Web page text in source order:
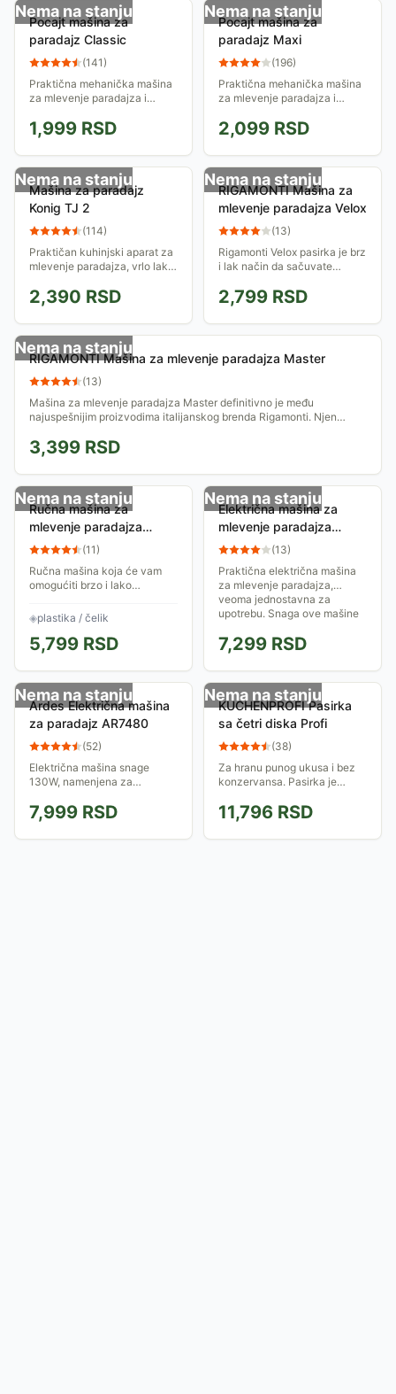
Nema na stanju
Pocajt mašina za
paradajz Classic
(141)
Praktična mehanička mašina
za mlevenje paradajza i
na radnu površinu.
1,999 RSD
Nema na stanju
Pocajt mašina za
paradajz Maxi
(196)
Praktična mehanička mašina
za mlevenje paradajza i
se fiksira na radnu površinu
pomoću vakuum sistema.
Napravljena je od...
2,099 RSD
Nema na stanju
Mašina za paradajz
Konig TJ 2
(114)
Praktičan kuhinjski aparat za
mlevenje paradajza, vrlo lak
za radnu poovršinu.
2,390 RSD
Nema na stanju
RIGAMONTI Mašina za
mlevenje paradajza Velox
(13)
Rigamonti Velox pasirka je brz
i lak način da sačuvate
seme i kožu paradajza od
pulpe, a možete je koristiti i
za drugo...
2,799 RSD
Nema na stanju
RIGAMONTI Mašina za mlevenje paradajza Master
(13)
Mašina za mlevenje paradajza Master definitivno je među
najuspešnijim proizvodima italijanskog brenda Rigamonti. Njen
3,399 RSD
Nema na stanju
Ručna mašina za
mlevenje paradajza
Kinghoff KH2202
(11)
Ručna mašina koja će vam
omogućiti brzo i lako
je za radnu površinu ili sto,
zategnite dobro da se ne
pomera, i...
◈plastika / čelik
5,799 RSD
Nema na stanju
Električna mašina za
mlevenje paradajza
Ardes AR74AM80
(13)
Praktična električna mašina
za mlevenje paradajza,
veoma jednostavna za
upotrebu. Snaga ove mašine
i do 30kg paradajza...
7,299 RSD
Nema na stanju
Ardes Električna mašina
za paradajz AR7480
(52)
Električna mašina snage
130W, namenjena za
sličnih plodova od kojih želite
da dobijete najbolje sastojke...
7,999 RSD
Nema na stanju
KUCHENPROFI Pasirka
sa četri diska Profi
(38)
Za hranu punog ukusa i bez
konzervansa. Pasirka je
hrane za bebe. Upotreba je
jednostavna, čišćenje je brzo,
a elemeti...
11,796 RSD